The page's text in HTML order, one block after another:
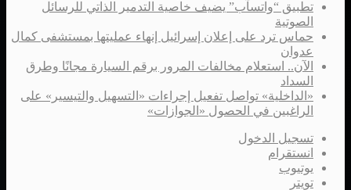
تطبيق “واتسآب” يضيف خاصية التدمير الذاتي للرسائل
الصوتية
حماس ترد على إعلان إسرائيل إنهاء عمليتها بمستشفى كمال
عدوان
الآن.. استعلام مخالفات المرور برقم السيارة مجانًا وطرق
السداد
«الداخلية» تواصل تفعيل إجراءات «التسهيل والتيسير» على
الراغبين في الحصول «الجوازات»
تسجيل الدخول
انستقرام
يوتيوب
تويتر